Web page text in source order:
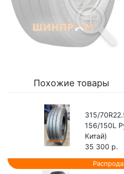
Похожие товары
315/
156/150L
Китай)
35 300 р.